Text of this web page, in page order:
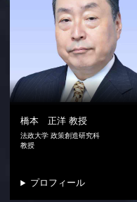
橋本 正洋 教授
法政大学 政策創造研究科
教授
プロフィール